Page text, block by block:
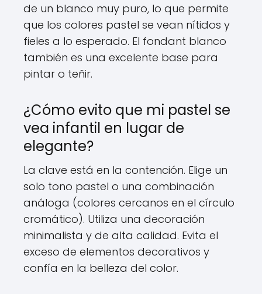
de un blanco muy puro, lo que permite
que los colores pastel se vean nítidos y
fieles a lo esperado. El fondant blanco
también es una excelente base para
pintar o teñir.
¿Cómo evito que mi pastel se
vea infantil en lugar de
elegante?
La clave está en la contención. Elige un
solo tono pastel o una combinación
análoga (colores cercanos en el círculo
cromático). Utiliza una decoración
minimalista y de alta calidad. Evita el
exceso de elementos decorativos y
confía en la belleza del color.